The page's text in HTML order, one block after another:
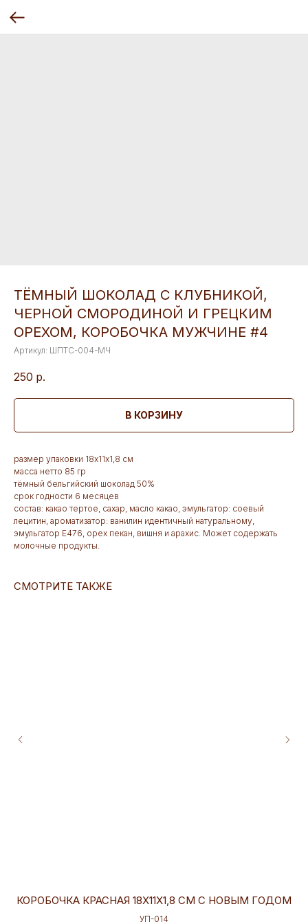
ТЁМНЫЙ ШОКОЛАД С КЛУБНИКОЙ,
ЧЕРНОЙ СМОРОДИНОЙ И ГРЕЦКИМ
ОРЕХОМ, КОРОБОЧКА МУЖЧИНЕ #4
Артикул: ШПТС-004-МЧ
250 р.
В КОРЗИНУ
размер упаковки 18х11х1,8 см
масса нетто 85 гр
тёмный бельгийский шоколад 50%
срок годности 6 месяцев
состав: какао тертое, сахар, масло какао, эмульгатор: соевый
лецитин, ароматизатор: ванилин идентичный натуральному,
эмульгатор Е476, орех пекан, вишня и арахис. Может содержать
молочные продукты.
СМОТРИТЕ ТАКЖЕ
КОРОБОЧКА КРАСНАЯ 18Х11Х1,8 СМ С НОВЫМ ГОДОМ
УП-014